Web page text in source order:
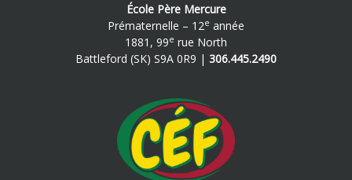
École Père Mercure
Prématernelle – 12e année
1881, 99e rue North
Battleford (SK) S9A 0R9 | 306.445.2490